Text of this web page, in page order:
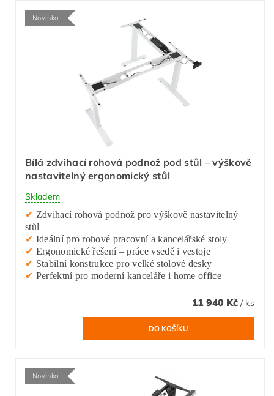
Novinka
Bílá zdvihací rohová podnož pod stůl – výškově
nastavitelný ergonomický stůl
Skladem
✔ Zdvihací rohová podnož pro výškově nastavitelný
stůl
✔ Ideální pro rohové pracovní a kancelářské stoly
✔ Ergonomické řešení – práce vsedě i vestoje
✔ Stabilní konstrukce pro velké stolové desky
✔ Perfektní pro moderní kanceláře i home office
11 940 Kč / ks
Novinka